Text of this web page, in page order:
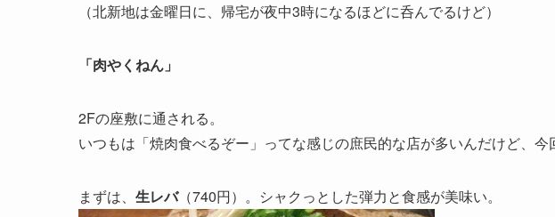
（北新地は金曜日に、帰宅が夜中3時になるほどに呑んでるけど）
「肉やくねん」
2Fの座敷に通される。
いつもは「焼肉食べるぞー」ってな感じの庶民的な店が多いんだけど、今
まずは、 生レバ（740円）。シャクっとした弾力と食感が美味い。